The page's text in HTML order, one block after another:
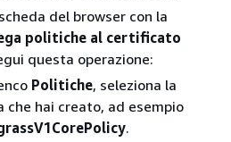
del browser con la
politiche al certificato
questa operazione:
Politiche, seleziona la
che hai creato, ad esempio
.